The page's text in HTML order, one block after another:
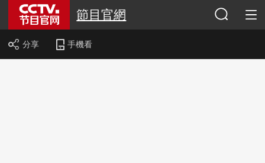
節目官網
分享 手機看